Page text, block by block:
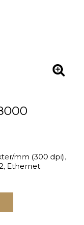
mm (300 dpi),
Ethernet